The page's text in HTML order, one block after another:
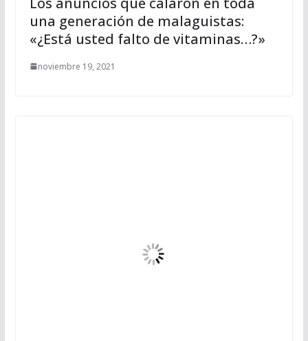
una generación de malaguistas:
«¿Está usted falto de vitaminas…?»
noviembre 19, 2021